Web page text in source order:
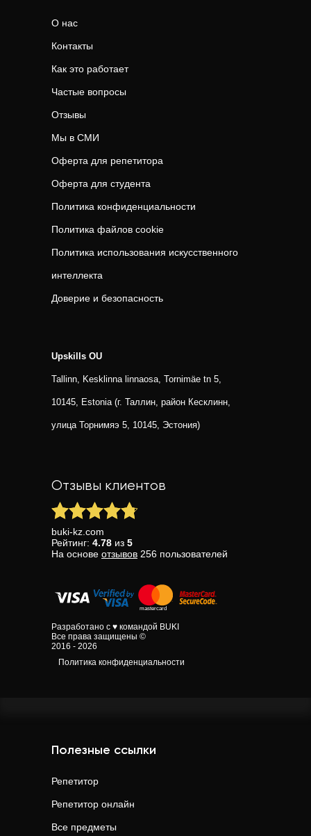
О нас
Контакты
Как это работает
Частые вопросы
Отзывы
Мы в СМИ
Оферта для репетитора
Оферта для студента
Политика конфиденциальности
Политика файлов cookie
Политика использования искусственного
интеллекта
Доверие и безопасность
Upskills OU
Tallinn, Kesklinna linnaosa, Tornimäe tn 5,
10145, Estonia (г. Таллин, район Кесклинн,
улица Торнимяэ 5, 10145, Эстония)
Отзывы клиентов
buki-kz.com
Рейтинг: 4.78 из 5
На основе отзывов 256 пользователей
Разработано с ♥ командой BUKI
Все права защищены ©
2016 - 2026
Политика конфиденциальности
Полезные ссылки
Репетитор
Репетитор онлайн
Все предметы